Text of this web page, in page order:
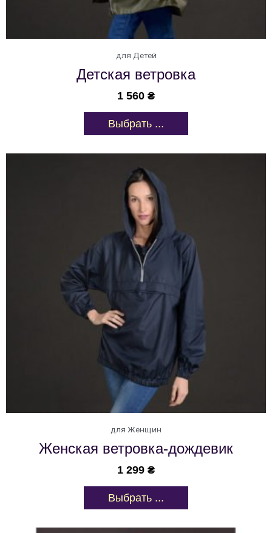
для Детей
Детская ветровка
1 560 ₴
Выбрать ...
для Женщин
Женская ветровка-дождевик
1 299 ₴
Выбрать ...